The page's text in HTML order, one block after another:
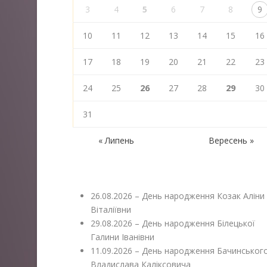
3 4 5 6 7 8 9
10 11 12 13 14 15 16
17 18 19 20 21 22 23
24 25 26 27 28 29 30
31
« Липень Вересень »
26.08.2026 – День народження Козак Аліни
Віталіївни
29.08.2026 – День народження Білецької
Галини Іванівни
11.09.2026 – День народження
Владислава Каліксовича